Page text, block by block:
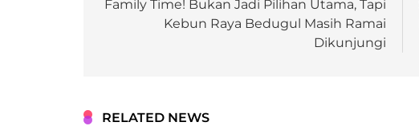
Family Time! Bukan Jadi Pilihan Utama, Tapi
Kebun Raya Bedugul Masih Ramai
Dikunjungi
RELATED NEWS